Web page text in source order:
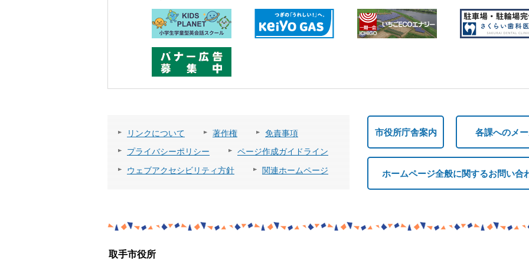
リンクについて 著作権
免責事項
プライバシーポリシー
ページ作成ガイドライン
ウェブアクセシビリティ方針
関連ホームページ
市役所庁舎案内 各課へのメ
ホームページ全般に関するお問い合
取手市役所